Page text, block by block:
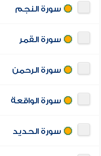
سورة النجم
سورة القمر
سورة الرحمن
سورة الواقعة
سورة الحديد